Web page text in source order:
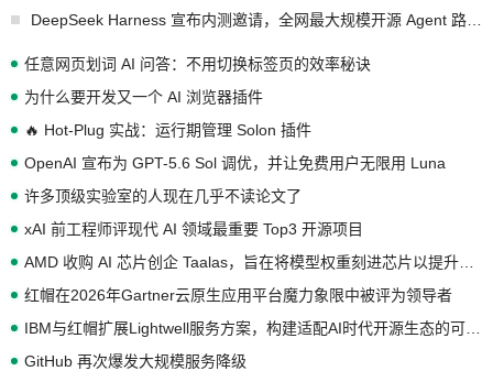
任意网页划词 AI 问答：不用切换标签页的效率秘诀
为什么要开发又一个 AI 浏览器插件
🔥 Hot-Plug 实战：运行期管理 Solon 插件
OpenAI 宣布为 GPT-5.6 Sol 调优，并让免费用户无限用 Luna
许多顶级实验室的人现在几乎不读论文了
xAI 前工程师评现代 AI 领域最重要 Top3 开源项目
红帽在2026年Gartner云原生应用平台魔力象限中被评为领导者
GitHub 再次爆发大规模服务降级